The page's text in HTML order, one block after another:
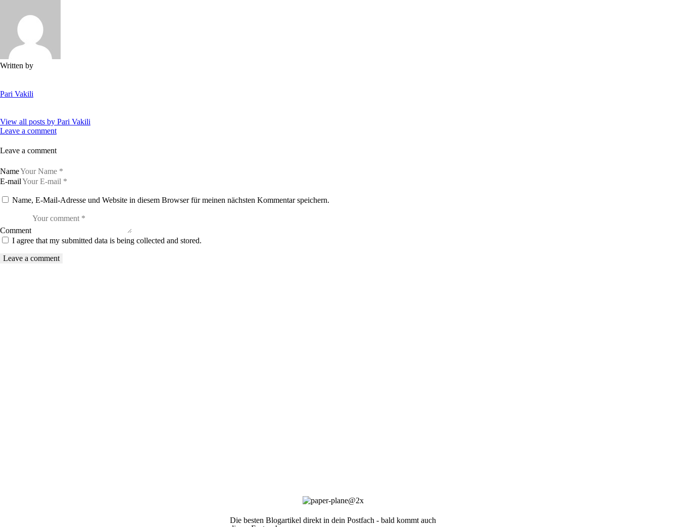
Written by
Pari Vakili
View all posts by Pari Vakili
Leave a comment
Leave a comment
Name
E-mail
Name, E-Mail-Adresse und Website in diesem Browser für meinen nächsten Kommentar speichern.
Comment
I agree that my submitted data is being collected and stored.
Die besten Blogartikel direkt in dein Postfach - bald kommt auch